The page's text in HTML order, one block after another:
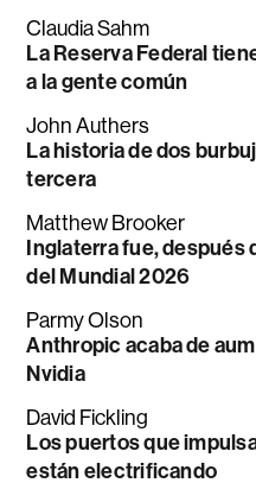
Claudia Sahm
La Reserva Federal
a la gente común
John Authers
La historia de dos
tercera
Matthew Brooker
Inglaterra fue, después
del Mundial 2026
Parmy Olson
Anthropic acaba de
Nvidia
David Fickling
Los puertos que
están electrificando